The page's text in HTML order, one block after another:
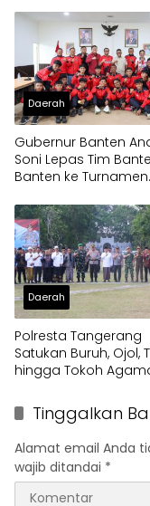
Daerah
Gubernur Banten
Soni Lepas Tim
Banten ke Turnamen
Daerah
Polresta Tangerang
Satukan Buruh, Ojol,
hingga Tokoh
Tinggalkan
Alamat email Anda
wajib ditandai *